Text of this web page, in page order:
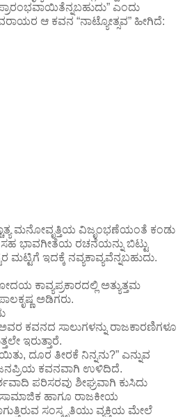
ಎಂದು
ಆ ಕವನ “ನಾಟ್ಯೋತ್ಸವ” ಹೀಗಿದೆ:
ಮನೋವೃತ್ತಿಯ ವಿಜೃಂಭಣೆಯಂತೆ ಕಂಡು
ಭಾವಗೀತೆಯ ರಚನೆಯನ್ನು ಬಿಟ್ಟು
ಇದಕ್ಕೆ ನವ್ಯಕಾವ್ಯವೆನ್ನಬಹುದು.
ಕಾವ್ಯಪ್ರಕಾರದಲ್ಲಿ ಅತ್ಯುತ್ತಮ
ಅಡಿಗರು.
ಕವನದ ಸಾಲುಗಳನ್ನು ರಾಜಕಾರಣಿಗಳೂ
ಇರುತ್ತಾರೆ.
ದೂರ ತೀರಕೆ ನಿನ್ನನು?” ಎನ್ನುವ
ಕವನವಾಗಿ ಉಳಿದಿದೆ.
ಪರಿಸರವು ಶೀಘ್ರವಾಗಿ ಕುಸಿದು
ಸಾಮಾಜಿಕ ಹಾಗೂ ರಾಜಕೀಯ
ಸಂಸ್ಕೃತಿಯು ವ್ಯಕ್ತಿಯ ಮೇಲೆ